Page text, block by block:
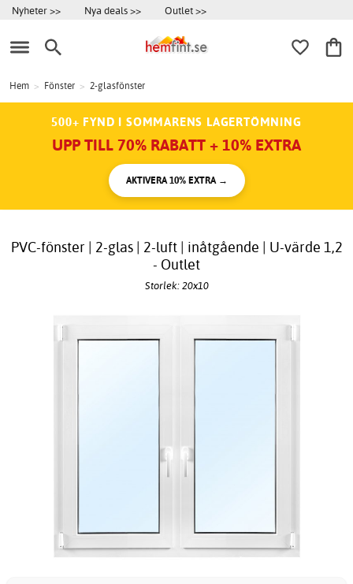
Nyheter >> Nya deals >> Outlet >>
Hem > Fönster > 2-glasfönster
500+ FYND I SOMMARENS LAGERTÖMNING
UPP TILL 70% RABATT + 10% EXTRA
AKTIVERA 10% EXTRA →
PVC-fönster | 2-glas | 2-luft | inåtgående | U-värde 1,2
- Outlet
Storlek: 20x10